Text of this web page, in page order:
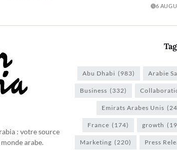
6
: votre source
arabe.
Abu Dhabi (983) Arabie
Business (332)
Emirats Arabes Unis
France (174) growth
Marketing (220) Press